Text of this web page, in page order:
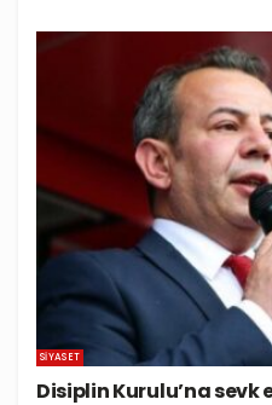
SIYASET
Disiplin Kurulu’na sevk